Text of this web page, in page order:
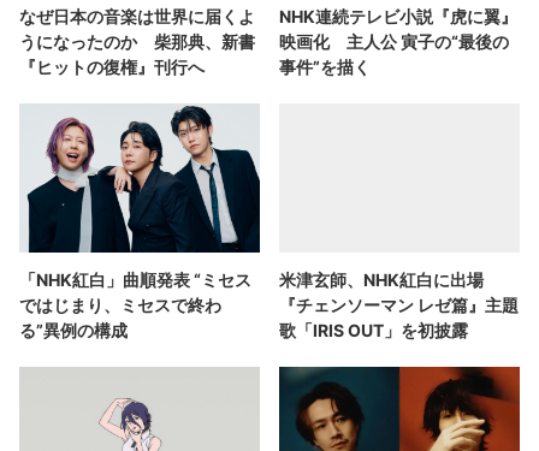
なぜ日本の音楽は世界に届くよ
うになったのか 柴那典、新書
『ヒットの復権』刊行へ
NHK連続テレビ小説『虎に翼』
映画化 主人公 寅子の“最後の
事件”を描く
「NHK紅白」曲順発表 “ミセス
ではじまり、ミセスで終わ
る”異例の構成
米津玄師、NHK紅白に出場
『チェンソーマン レゼ篇』主題
歌「IRIS OUT」を初披露